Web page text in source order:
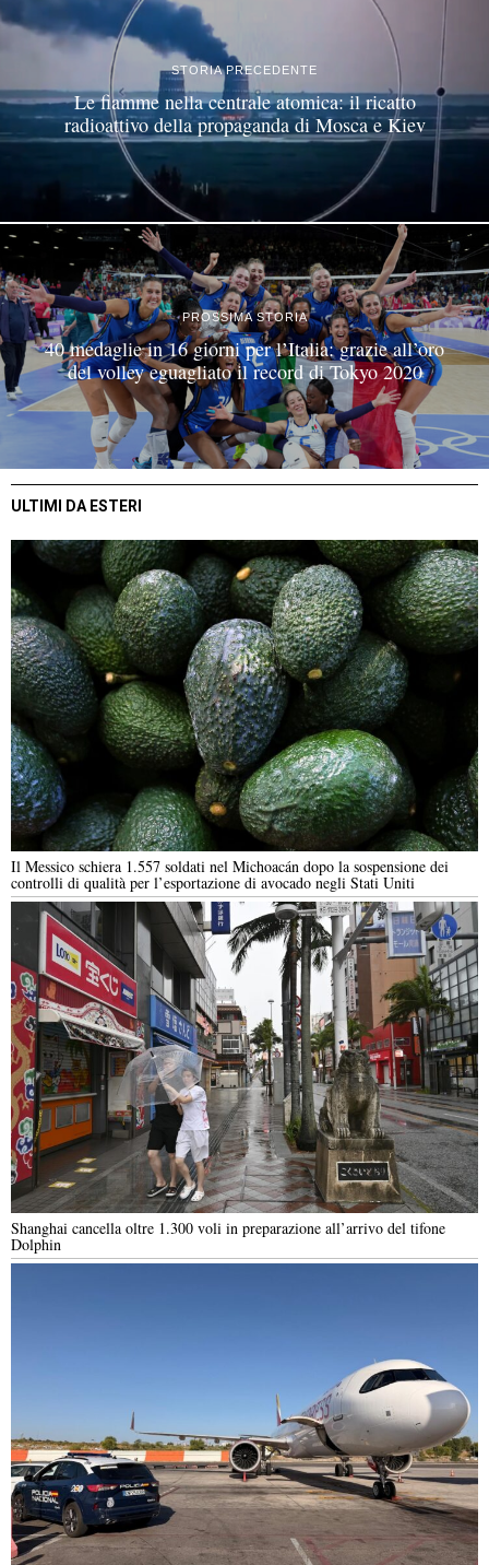
STORIA PRECEDENTE
Le fiamme nella centrale atomica: il ricatto
radioattivo della propaganda di Mosca e Kiev
PROSSIMA STORIA
40 medaglie in 16 giorni per l’Italia: grazie all’oro
del volley eguagliato il record di Tokyo 2020
ULTIMI DA ESTERI
Il Messico schiera 1.557 soldati nel Michoacán dopo la sospensione dei
controlli di qualità per l’esportazione di avocado negli Stati Uniti
Shanghai cancella oltre 1.300 voli in preparazione all’arrivo del tifone
Dolphin